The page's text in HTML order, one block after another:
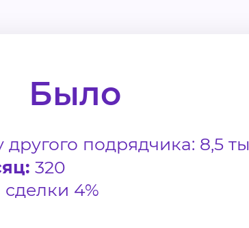
Было
другого подрядчика: 8,5
320
сделки 4%